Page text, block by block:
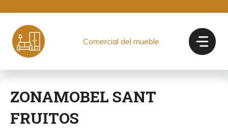
contenido
Comercial del mueble
ZONAMOBEL SANT
FRUITOS